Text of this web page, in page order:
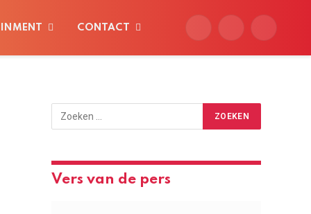
CONTACT
Facebook Instagram
Vers van de pers